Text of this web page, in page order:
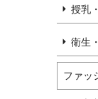
授乳
衛生
ファッ